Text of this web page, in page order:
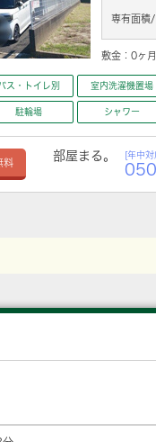
専有面積/
敷金： 0ヶ月
ス・トイレ別 室内洗濯機置場
駐輪場 シャワー
料
部屋まる。 [年中